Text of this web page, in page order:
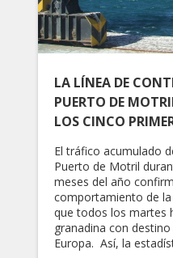
LA LÍNEA DE
PUERTO DE
LOS CINCO
El tráfico acumulado
Puerto de Motril
meses del año
comportamiento de
que todos los martes
granadina con
Europa. Así, la